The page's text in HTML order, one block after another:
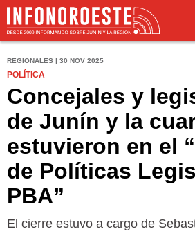
REGIONALES | 30 NOV 2025
POLÍTICA
Concejales y
de Junín y la
estuvieron en el
de Políticas
PBA”
El cierre estuvo a cargo de